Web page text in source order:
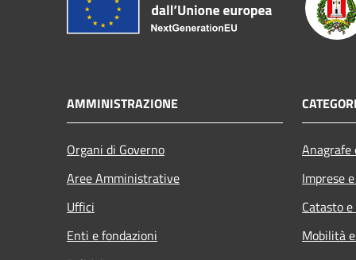
AMMINISTRAZIONE
Organi di Governo
Aree Amministrative
Uffici
Enti e fondazioni
Imprese
Catasto
Mobilità